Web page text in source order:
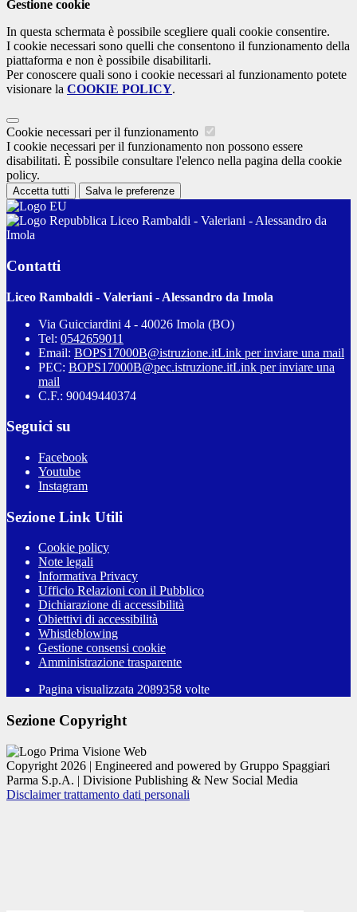
Gestione cookie
In questa schermata è possibile scegliere quali cookie consentire.
I cookie necessari sono quelli che consentono il funzionamento della
piattaforma e non è possibile disabilitarli.
Per conoscere quali sono i cookie necessari al funzionamento potete
visionare la COOKIE POLICY.
Cookie necessari per il funzionamento
I cookie necessari per il funzionamento non possono essere
disabilitati. È possibile consultare l'elenco nella pagina della cookie
policy.
Accetta tutti Salva le preferenze
Liceo Rambaldi - Valeriani - Alessandro da
Imola
Contatti
Liceo Rambaldi - Valeriani - Alessandro da Imola
Via Guicciardini 4 - 40026 Imola (BO)
Tel: 0542659011
Email: BOPS17000B@istruzione.itLink per inviare una mail
PEC: BOPS17000B@pec.istruzione.itLink per inviare una
mail
C.F.: 90049440374
Seguici su
Facebook
Youtube
Instagram
Sezione Link Utili
Cookie policy
Note legali
Informativa Privacy
Ufficio Relazioni con il Pubblico
Dichiarazione di accessibilità
Obiettivi di accessibilità
Whistleblowing
Gestione consensi cookie
Amministrazione trasparente
Pagina visualizzata 2089358 volte
Sezione Copyright
Copyright 2026 | Engineered and powered by Gruppo Spaggiari
Parma S.p.A. | Divisione Publishing & New Social Media
Disclaimer trattamento dati personali